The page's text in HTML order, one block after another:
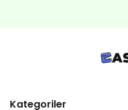
Kategoriler